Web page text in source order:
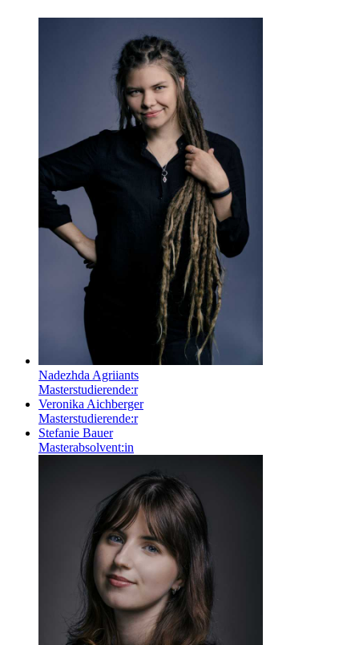
Nadezhda Agriiants
Masterstudierende:r
Veronika Aichberger
Masterstudierende:r
Stefanie Bauer
Masterabsolvent:in